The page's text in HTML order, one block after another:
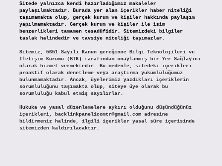
Sitede yalnızca kendi hazırladığımız makaleler
paylaşılmaktadır. Burada yer alan içerikler haber niteliği
taşımamakta olup, gerçek kurum ve kişiler hakkında paylaşım
yapılmamaktadır. Gerçek kurum ve kişiler ile isim
benzerlikleri tamamen tesadüfidir. Sitemizdeki bilgiler
taslak halindedir ve tavsiye niteliği taşımazlar.
Sitemiz, 5651 Sayılı Kanun gereğince Bilgi Teknolojileri ve
İletişim Kurumu (BTK) tarafından onaylanmış bir Yer Sağlayıcı
olarak hizmet vermektedir. Bu nedenle, sitedeki içerikleri
proaktif olarak denetleme veya araştırma yükümlülüğümüz
bulunmamaktadır. Ancak, üyelerimiz yazdıkları içeriklerin
sorumluluğunu taşımakta olup, siteye üye olarak bu
sorumluluğu kabul etmiş sayılırlar.
Hukuka ve yasal düzenlemelere aykırı olduğunu düşündüğünüz
içerikleri,
backlinkpanelicomtr@gmail.comadresine
bildirmeniz halinde, ilgili içerikler yasal süre içerisinde
sitemizden kaldırılacaktır.